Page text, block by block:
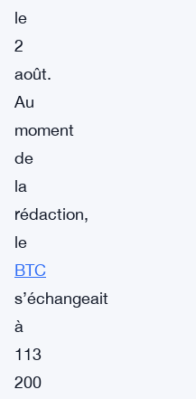
le
2
août.
Au
moment
de
la
rédaction,
le
BTC
s’échangeait
à
113
200